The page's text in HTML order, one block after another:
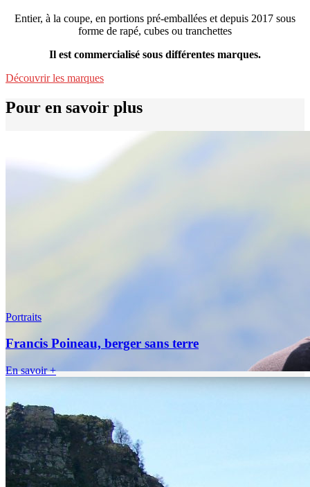
Entier, à la coupe, en portions pré-emballées et depuis 2017 sous
forme de rapé, cubes ou tranchettes
Il est commercialisé sous différentes marques.
Découvrir les marques
Pour en savoir plus
Portraits
Francis Poineau, berger sans terre
En savoir +